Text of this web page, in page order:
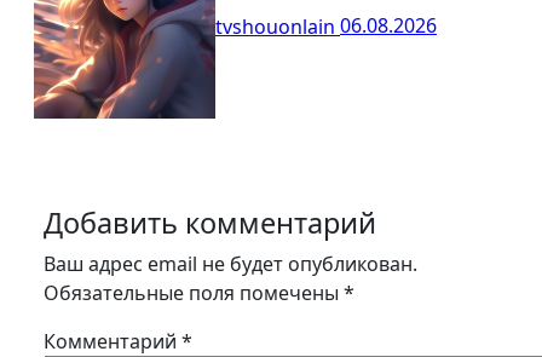
tvshouonlain 06.08.2026
Добавить комментарий
Ваш адрес email не будет опубликован.
Обязательные поля помечены *
Комментарий *